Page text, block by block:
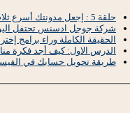
حلقة 5 : إجعل مدونتك أسرع ثلاث مرات بهته الإضافة
شركة جوجل ادسنس تحتفل اليوم
الحقيقة الكاملة وراء برامج
الدرس الاول: كيف أجد فكرة
طريقة تحويل حسابك في